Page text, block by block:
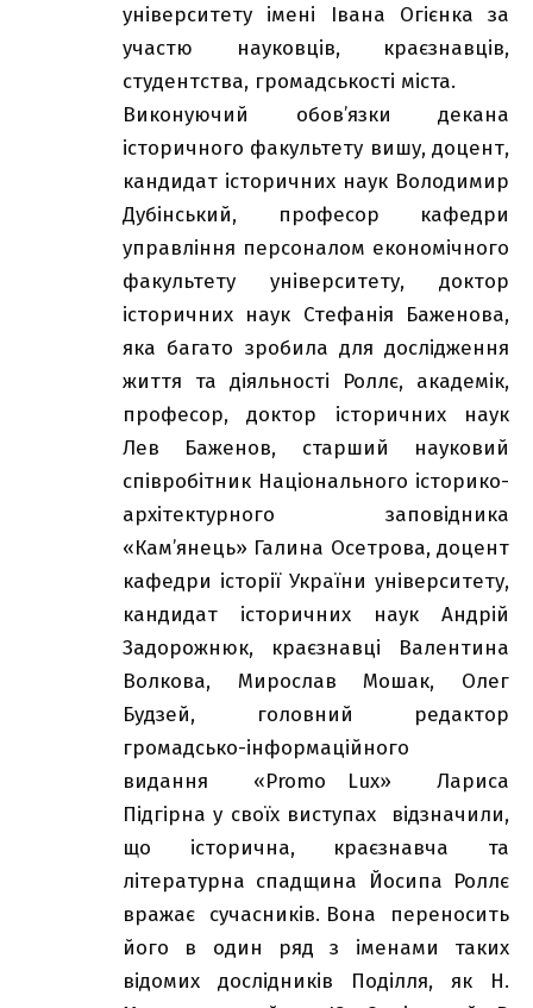
університету імені Івана Огієнка за
участю науковців, краєзнавців,
студентства, громадськості міста.
Виконуючий обов’язки декана
історичного факультету вишу, доцент,
кандидат історичних наук Володимир
Дубінський, професор кафедри
управління персоналом економічного
факультету університету, доктор
історичних наук Стефанія Баженова,
яка багато зробила для дослідження
життя та діяльності Роллє, академік,
професор, доктор історичних наук
Лев Баженов, старший науковий
співробітник Національного історико-
архітектурного заповідника
«Кам’янець» Галина Осетрова, доцент
кафедри історії України університету,
кандидат історичних наук Андрій
Задорожнюк, краєзнавці Валентина
Волкова, Мирослав Мошак, Олег
Будзей, головний редактор
громадсько-інформаційного
видання «Promo Lux» Лариса
Підгірна у своїх виступах відзначили,
що історична, краєзнавча та
літературна спадщина Йосипа Роллє
вражає сучасників. Вона переносить
його в один ряд з іменами таких
відомих дослідників Поділля, як Н.